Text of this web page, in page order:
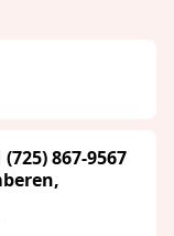
867-9567